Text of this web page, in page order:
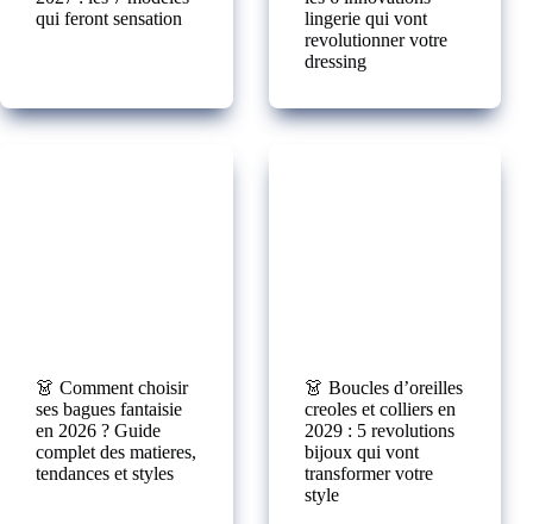
qui feront sensation
lingerie qui vont
revolutionner votre
dressing
👗 Comment choisir
ses bagues fantaisie
en 2026 ? Guide
complet des matieres,
tendances et styles
👗 Boucles d’oreilles
creoles et colliers en
2029 : 5 revolutions
bijoux qui vont
transformer votre
style